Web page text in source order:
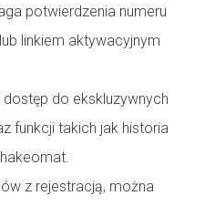
potwierdzenia numeru
linkiem aktywacyjnym
do ekskluzywnych
funkcji takich jak historia
z rejestracją, można